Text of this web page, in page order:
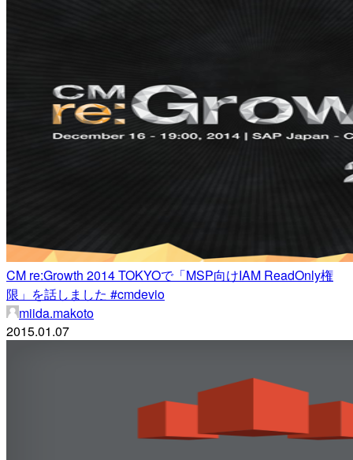
CM re:Growth 2014 TOKYOで「MSP向けIAM ReadOnly権
限」を話しました #cmdevio
miida.makoto
2015.01.07